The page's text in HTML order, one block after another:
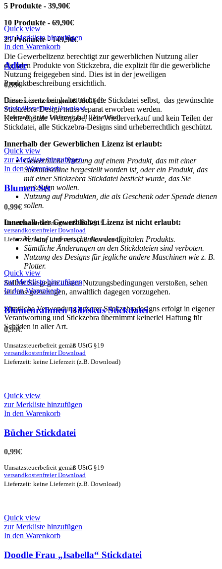
5 Produkte - 39,90€
10 Produkte - 69,90€
25 Produkte - 149,90€
Die Gewerbelizenz berechtigt zur gewerblichen Nutzung aller
digitalen Produkte von Stickzebra, die explizit für die gewerbliche
Nutzung freigegeben sind. Dies ist in der jeweiligen
Produktbeschreibung ersichtlich.
Diese Lizenz beinhaltet nicht die Stickdatei selbst, das gewünschte
Stickzebra-Design muss separat erworben werden.
Keine digitale Weitergabe, kein Wiederverkauf und kein Teilen der
Stickdatei, alle Stickzebra-Designs sind urheberrechtlich geschützt.
Innerhalb der Gewerblichen Lizenz ist erlaubt:
Gewerbliche Nutzung auf einem Produkt, das mit einer
Stickmaschine hergestellt worden ist, oder ein Produkt, das
mit einer Stickzebra Stickdatei bestickt wurde, das Sie
verkaufen wollen.
Nutzung auf Produkten, die als Geschenk oder Spende dienen
sollen.
Innerhalb der Gewerblichen Lizenz ist nicht erlaubt:
Verkauf und verschenken des digitalen Produkts.
Sämtliche Änderungen an den Stickdateien sind verboten.
Nutzung des Designs für jegliche andere Maschinen wie z. B.
Plotter.
Sollten Sie gegen unsere Nutzungsbedingungen verstoßen, sehen
wir uns gezwungen, anwaltlich dagegen vorzugehen.
Sämtliche Verwendung unserer Stickzebradesigns erfolgt in eigener
Verantwortung und Stickzebra übernimmt keinerlei Haftung für
Schäden in aller Art.
Quick view
zur Merkliste hinzufügen
In den Warenkorb
Adler
0,99€
Umsatzsteuerbefreit gemäß UStG §19
versandkostenfreier Download
Lieferzeit: keine Lieferzeit (z.B. Download)
Quick view
zur Merkliste hinzufügen
In den Warenkorb
Blumen Set
0,99€
Umsatzsteuerbefreit gemäß UStG §19
versandkostenfreier Download
Lieferzeit: keine Lieferzeit (z.B. Download)
Quick view
zur Merkliste hinzufügen
In den Warenkorb
Blumenrahmen Hibiskus Stickdatei
0,99€
Umsatzsteuerbefreit gemäß UStG §19
versandkostenfreier Download
Lieferzeit: keine Lieferzeit (z.B. Download)
Quick view
zur Merkliste hinzufügen
In den Warenkorb
Bücher Stickdatei
0,99€
Umsatzsteuerbefreit gemäß UStG §19
versandkostenfreier Download
Lieferzeit: keine Lieferzeit (z.B. Download)
Quick view
zur Merkliste hinzufügen
In den Warenkorb
Doodle Frau „Isabella“ Stickdatei